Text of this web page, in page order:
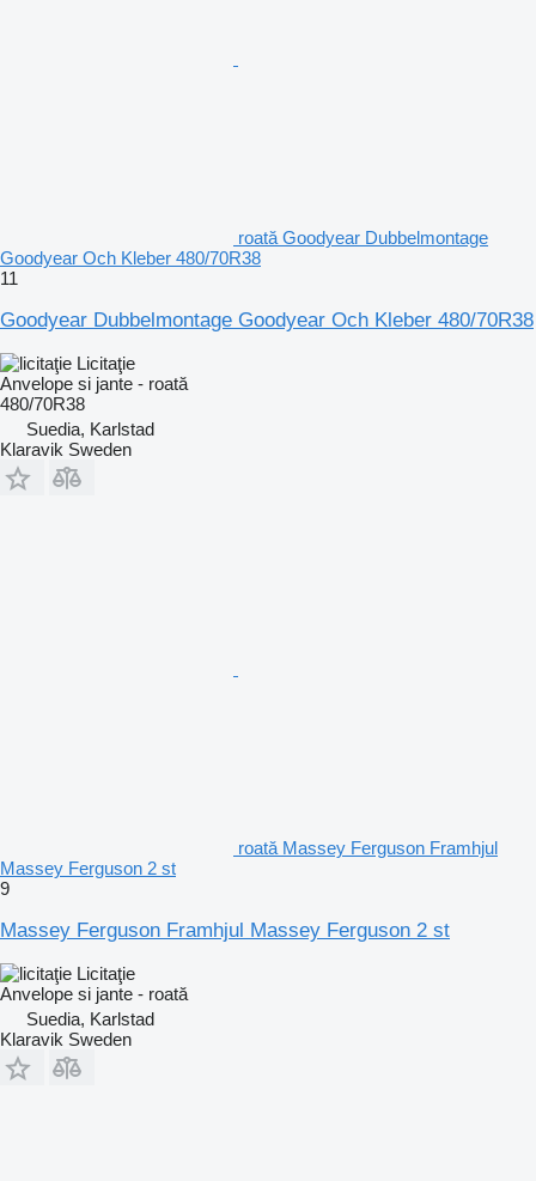
roată Goodyear Dubbelmontage
Goodyear Och Kleber 480/70R38
11
Goodyear Dubbelmontage Goodyear Och Kleber 480/70R38
Licitaţie
Anvelope si jante - roată
480/70R38
Suedia, Karlstad
Klaravik Sweden
roată Massey Ferguson Framhjul
Massey Ferguson 2 st
9
Massey Ferguson Framhjul Massey Ferguson 2 st
Licitaţie
Anvelope si jante - roată
Suedia, Karlstad
Klaravik Sweden